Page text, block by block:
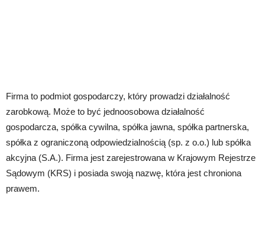
Firma to podmiot gospodarczy, który prowadzi działalność
zarobkową. Może to być jednoosobowa działalność
gospodarcza, spółka cywilna, spółka jawna, spółka partnerska,
spółka z ograniczoną odpowiedzialnością (sp. z o.o.) lub spółka
akcyjna (S.A.). Firma jest zarejestrowana w Krajowym Rejestrze
Sądowym (KRS) i posiada swoją nazwę, która jest chroniona
prawem.